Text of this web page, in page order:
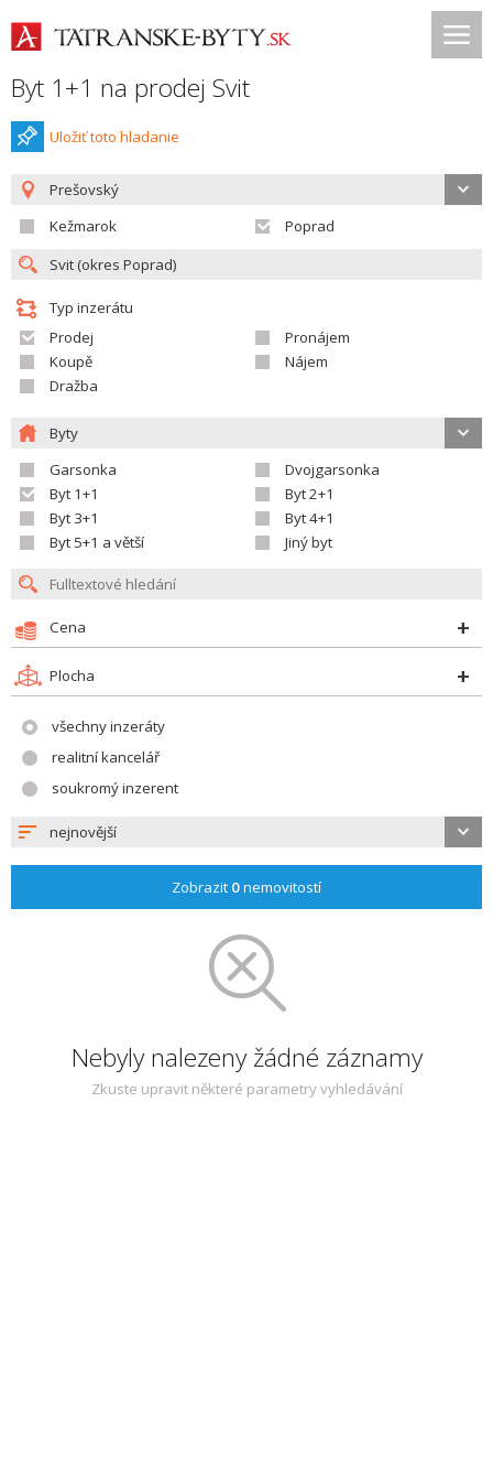
Byt 1+1 na prodej Svit
Uložiť toto hladanie
Prešovský
Kežmarok
Poprad
Typ inzerátu
Prodej
Pronájem
Koupě
Nájem
Dražba
Byty
Garsonka
Dvojgarsonka
Byt 1+1
Byt 2+1
Byt 3+1
Byt 4+1
Byt 5+1 a větší
Jiný byt
Cena
Plocha
všechny inzeráty
realitní kancelář
soukromý inzerent
nejnovější
Zobrazit 0nemovitostí
Nebyly nalezeny žádné záznamy
Zkuste upravit některé parametry vyhledávání